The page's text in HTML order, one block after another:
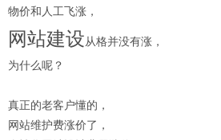
物价和人工飞涨，
网站建设从格并没有涨，
为什么呢？
真正的老客户懂的，
网站维护费涨价了，